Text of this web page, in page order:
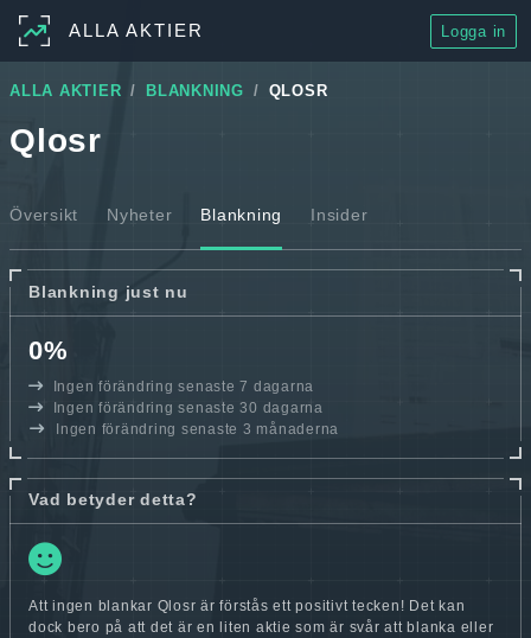
ALLA AKTIER Logga in
ALLA AKTIER BLANKNING QLOSR
Qlosr
Översikt Nyheter Blankning Insider
Blankning just nu
0%
Ingen förändring senaste 7 dagarna
Ingen förändring senaste 30 dagarna
Ingen förändring senaste 3 månaderna
Vad betyder detta?
Att ingen blankar Qlosr är förstås ett positivt tecken! Det kan
dock bero på att det är en liten aktie som är svår att blanka eller